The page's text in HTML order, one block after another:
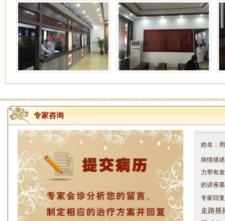
专家咨询
姓名：
病情描
力带有
的讲座
专家回
走路摇
睡或失